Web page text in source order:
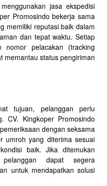
jasa ekspedisi
Promosindo bekerja sama
memiliki reputasi baik dalam
dan tepat waktu. Setiap
nomor pelacakan (tracking
memantau status pengiriman
tujuan, pelanggan perlu
CV. Kingkoper Promosindo
dengan seksama
umroh yang diterima sesuai
baik. Jika ditemukan
dapat segera
untuk mendapatkan solusi